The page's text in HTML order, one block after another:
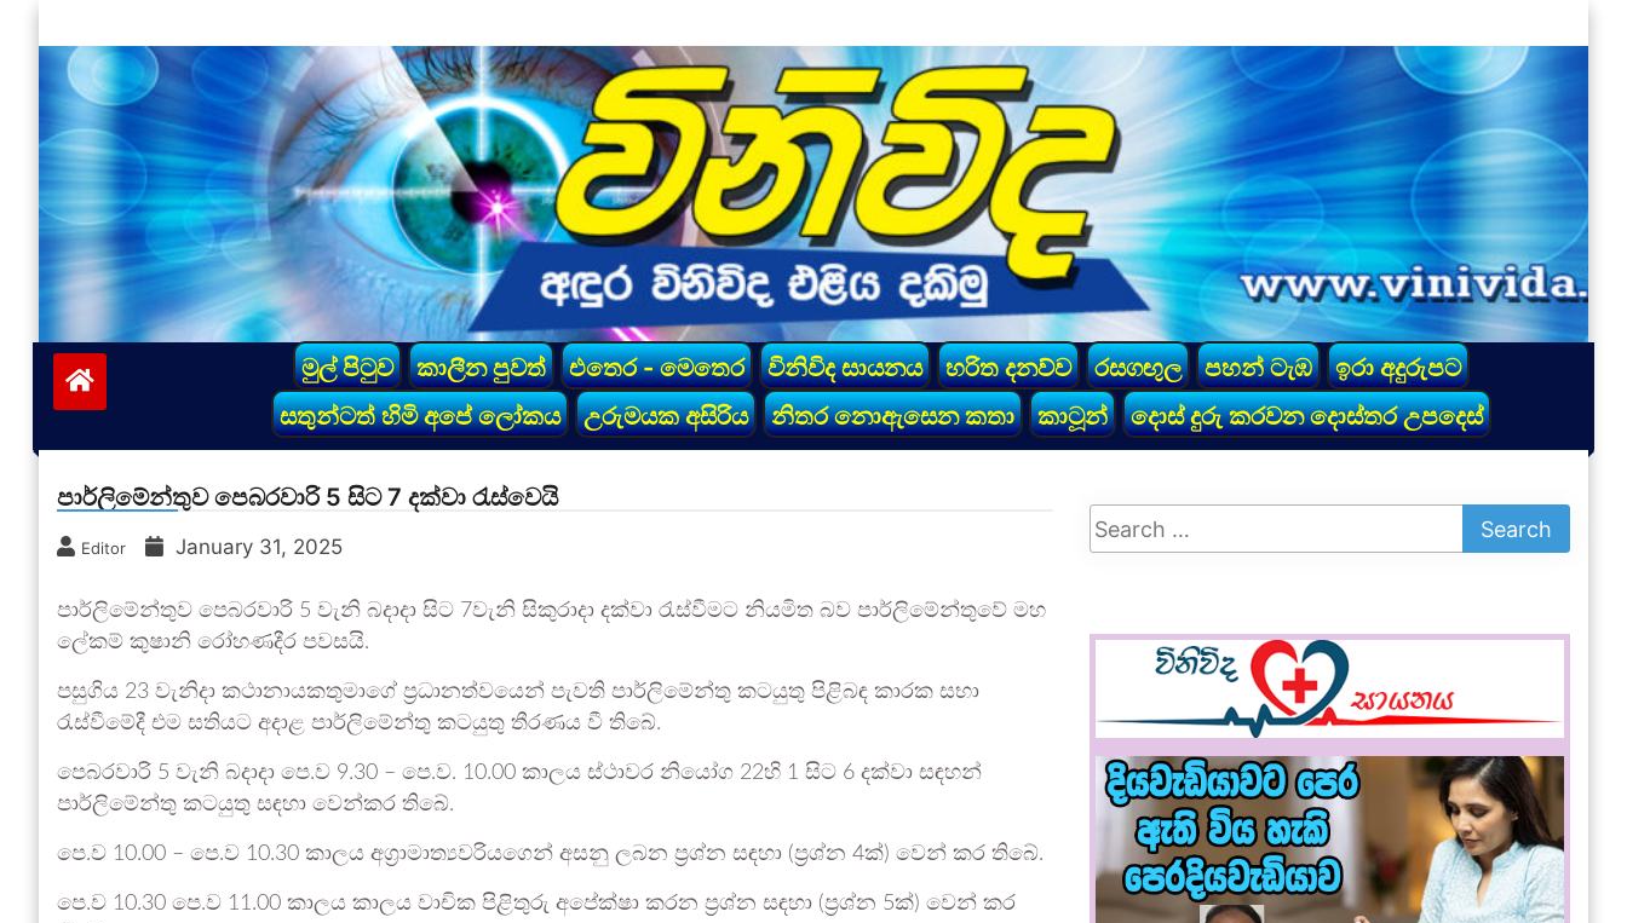
to
content
vinivida.lk
මුල් පිටුව කාලීන පුවත් එතෙර - මෙතෙර විනිවිද සායනය හරිත දනව්ව රසගඟුල පහන් ටැඹ
ඉරා අදුරුපට
සතුන්ටත් හිමි අපේ ලෝකය
උරුමයක අසිරිය නිතර නොඇසෙන කතා කාටූන් දොස් දුරු කරවන දොස්තර උපදෙස්
පාර්ලිමේන්තුව පෙබරවාරි 5 සිට 7 දක්වා රැස්වෙයි
Editor January 31, 2025
පාර්ලිමේන්තුව පෙබරවාරි 5 වැනි බදාදා සිට 7වැනි සිකුරාදා දක්වා රැස්වීමට නියමිත බව පාර්ලිමේන්තුවේ මහ
ලේකම් කුෂානි රෝහණදීර පවසයි.
පසුගිය 23 වැනිදා කථානායකතුමාගේ ප්‍රධානත්වයෙන් පැවති පාර්ලිමේන්තු කටයුතු පිළිබඳ කාරක සභා
රැස්වීමේදී ‍එම සතියට අදාළ පාර්ලිමේන්තු කටයුතු තීරණය වී තිබේ.
පෙබරවාරි 5 වැනි බදාදා පෙ.ව 9.30 – පෙ.ව. 10.00 කාලය ස්ථාවර නියෝග 22හි 1 සිට 6 දක්වා සඳහන්
පාර්ලිමේන්තු කටයුතු සඳහා වෙන්කර තිබේ.
පෙ.ව 10.00 – පෙ.ව 10.30 කාලය අග්‍රාමාත්‍යවරියගෙන් අසනු ලබන ප්‍රශ්න සඳහා (ප්‍රශ්න 4ක්) වෙන් කර තිබේ.
පෙ.ව 10.30 පෙ.ව 11.00 කාලය කාලය වාචික පිළිතුරු අපේක්ෂා කරන ප්‍රශ්න සඳහා (ප්‍රශ්න 5ක්) වෙන් කර